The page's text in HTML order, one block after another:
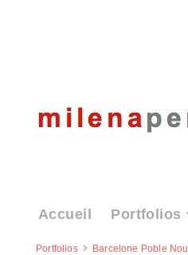
Portfolios Barcelone Poble Nou
Accueil Portfolios